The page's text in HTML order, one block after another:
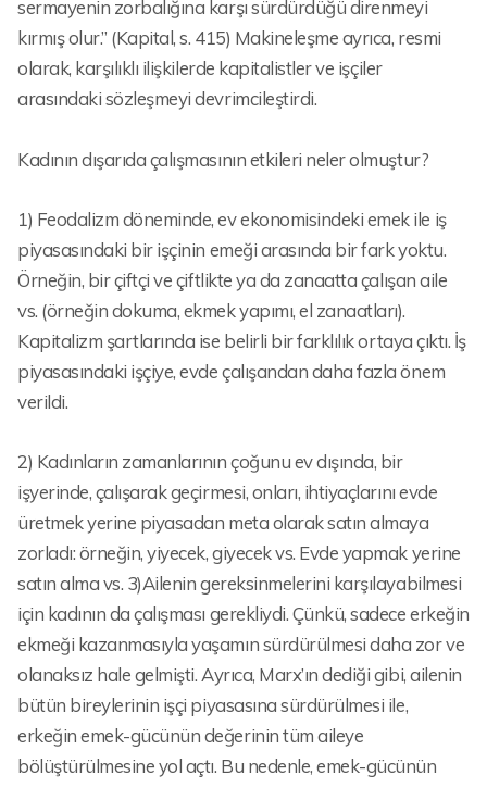
sermayenin zorbalığına karşı sürdürdüğü direnmeyi
kırmış olur.” (Kapital, s. 415) Makineleşme ayrıca, resmi
olarak, karşılıklı ilişkilerde kapitalistler ve işçiler
arasındaki sözleşmeyi devrimcileştirdi.
Kadının dışarıda çalışmasının etkileri neler olmuştur?
1) Feodalizm döneminde, ev ekonomisindeki emek ile iş
piyasasındaki bir işçinin emeği arasında bir fark yoktu.
Örneğin, bir çiftçi ve çiftlikte ya da zanaatta çalışan aile
vs. (örneğin dokuma, ekmek yapımı, el zanaatları).
Kapitalizm şartlarında ise belirli bir farklılık ortaya çıktı. İş
piyasasındaki işçiye, evde çalışandan daha fazla önem
verildi.
2) Kadınların zamanlarının çoğunu ev dışında, bir
işyerinde, çalışarak geçirmesi, onları, ihtiyaçlarını evde
üretmek yerine piyasadan meta olarak satın almaya
zorladı: örneğin, yiyecek, giyecek vs. Evde yapmak yerine
satın alma vs. 3)Ailenin gereksinmelerini karşılayabilmesi
için kadının da çalışması gerekliydi. Çünkü, sadece erkeğin
ekmeği kazanmasıyla yaşamın sürdürülmesi daha zor ve
olanaksız hale gelmişti. Ayrıca, Marx’ın dediği gibi, ailenin
bütün bireylerinin işçi piyasasına sürdürülmesi ile,
erkeğin emek-gücünün değerinin tüm aileye
bölüştürülmesine yol açtı. Bu nedenle, emek-gücünün